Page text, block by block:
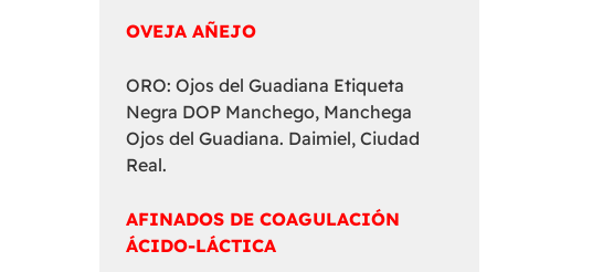
OVEJA AÑEJO
ORO: Ojos del Guadiana Etiqueta
Negra DOP Manchego, Manchega
Ojos del Guadiana. Daimiel, Ciudad
Real.
AFINADOS DE COAGULACIÓN
ÁCIDO-LÁCTICA